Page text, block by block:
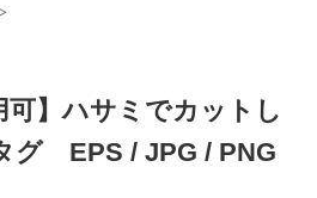
>
可】ハサミでカットし
グ EPS / JPG / PNG